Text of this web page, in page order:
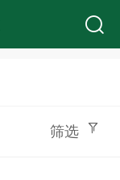
筛选